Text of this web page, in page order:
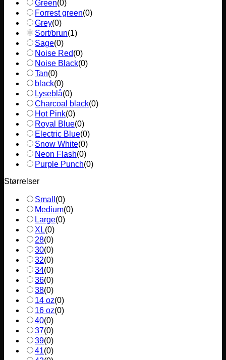
Green(0)
Forrest green(0)
Grey(0)
Sort/brun(1)
Sage(0)
Noise Red(0)
Noise Black(0)
Tan(0)
black(0)
Lyseblå(0)
Charcoal black(0)
Hot Pink(0)
Royal Blue(0)
Electric Blue(0)
Snow White(0)
Neon Flash(0)
Purple Punch(0)
Størrelser
Small (0)
Medium(0)
Large(0)
XL(0)
28(0)
30(0)
32(0)
34(0)
36(0)
38(0)
14 oz(0)
16 oz(0)
40(0)
37(0)
39(0)
41(0)